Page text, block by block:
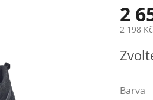
2
2 198
cena:
Barva